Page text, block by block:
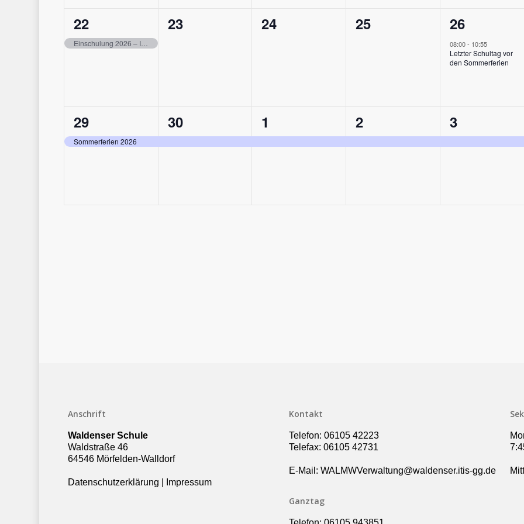
1
Veranstaltung,
22
0
23
0
24
0
Veranstaltungen,
25
1
26
08:00- 10:55
Letzter Schultag vor
den Sommerferien
1
Veranstaltung,
29
Sommerferien 2026
1
Veranstaltung,
30
1
Veranstaltung,
1
1
Veranstaltung,
2
1
3
Anschrift
Waldenser Schule
Waldstraße 46
64546 Mörfelden-Walldorf
Datenschutzerklärung Impressum
Kontakt
Telefon: 06105 42223
Telefax: 06105 42731
E-Mail: WALMWVerwaltung@waldenser.itis-gg.de
Ganztag